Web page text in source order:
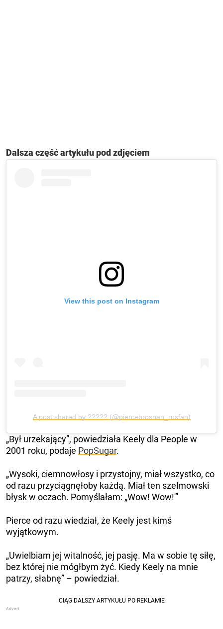
Dalsza część artykułu pod zdjęciem
View this post on Instagram
A post shared by ????? (@piercebrosnan_rusfan)
„Był urzekający”, powiedziała Keely dla People w
2001 roku, podaje PopSugar.
„Wysoki, ciemnowłosy i przystojny, miał wszystko, co
od razu przyciągnęłoby każdą. Miał ten szelmowski
błysk w oczach. Pomyślałam: „Wow! Wow!'”
Pierce od razu wiedział, że Keely jest kimś
wyjątkowym.
„Uwielbiam jej witalność, jej pasję. Ma w sobie tę siłę,
bez której nie mógłbym żyć. Kiedy Keely na mnie
patrzy, słabnę” – powiedział.